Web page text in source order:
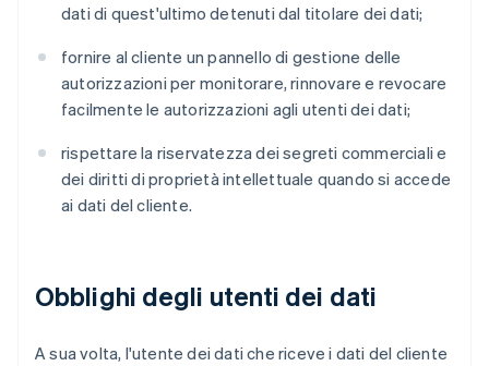
dati di quest'ultimo detenuti dal titolare dei dati;
fornire al cliente un pannello di gestione delle
autorizzazioni per monitorare, rinnovare e revocare
facilmente le autorizzazioni agli utenti dei dati;
rispettare la riservatezza dei segreti commerciali e
dei diritti di proprietà intellettuale quando si accede
ai dati del cliente.
Obblighi degli utenti dei dati
A sua volta, l'utente dei dati che riceve i dati del cliente